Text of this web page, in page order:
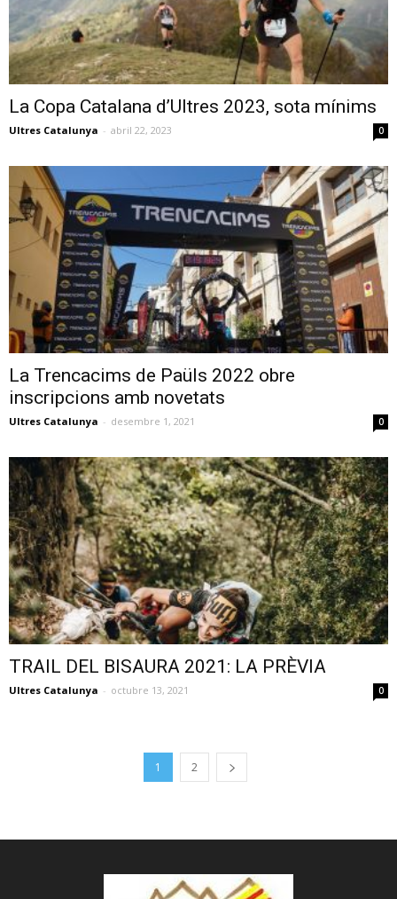
La Copa Catalana d’Ultres 2023, sota mínims
Ultres Catalunya - abril 22, 2023 0
La Trencacims de Paüls 2022 obre
inscripcions amb novetats
Ultres Catalunya - desembre 1, 2021 0
TRAIL DEL BISAURA 2021: LA PRÈVIA
Ultres Catalunya - octubre 13, 2021 0
1 2